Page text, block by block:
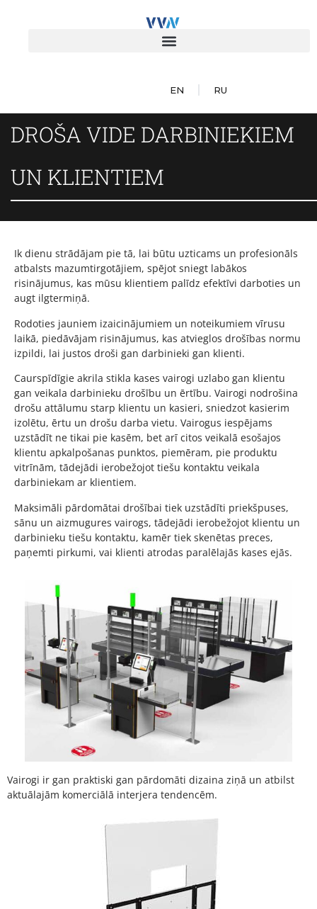
EN RU
DROŠA VIDE DARBINIEKIEM
UN KLIENTIEM
Ik dienu strādājam pie tā, lai būtu uzticams un profesionāls
atbalsts mazumtirgotājiem, spējot sniegt labākos
risinājumus, kas mūsu klientiem palīdz efektīvi darboties un
augt ilgtermiņā.
Rodoties jauniem izaicinājumiem un noteikumiem vīrusu
laikā, piedāvājam risinājumus, kas atvieglos drošības normu
izpildi, lai justos droši gan darbinieki gan klienti.
Caurspīdīgie akrila stikla kases vairogi uzlabo gan klientu
gan veikala darbinieku drošību un ērtību. Vairogi nodrošina
drošu attālumu starp klientu un kasieri, sniedzot kasierim
izolētu, ērtu un drošu darba vietu. Vairogus iespējams
uzstādīt ne tikai pie kasēm, bet arī citos veikalā esošajos
klientu apkalpošanas punktos, piemēram, pie produktu
vitrīnām, tādejādi ierobežojot tiešu kontaktu veikala
darbiniekam ar klientiem.
Maksimāli pārdomātai drošībai tiek uzstādīti priekšpuses,
sānu un aizmugures vairogs, tādejādi ierobežojot klientu un
darbinieku tiešu kontaktu, kamēr tiek skenētas preces,
paņemti pirkumi, vai klienti atrodas paralēlajās kases ejās.
Vairogi ir gan praktiski gan pārdomāti dizaina ziņā un atbilst
aktuālajām komerciālā interjera tendencēm.